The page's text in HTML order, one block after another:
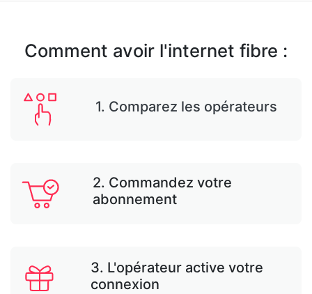
Comment avoir l'internet fibre :
1. Comparez les opérateurs
2. Commandez votre
abonnement
3. L'opérateur active votre
connexion